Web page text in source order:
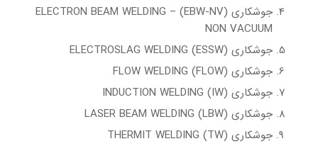
جوشکاری (EBW-NV) ELECTRON BEAM WELDING –
NON VACUUM
جوشکاری (ESSW) ELECTROSLAG WELDING
جوشکاری (FLOW) FLOW WELDING
جوشکاری (IW) INDUCTION WELDING
جوشکاری (LBW) LASER BEAM WELDING
جوشکاری (TW) THERMIT WELDING